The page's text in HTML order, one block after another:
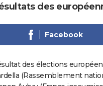
des
Facebook
des élections
(Rassemblement